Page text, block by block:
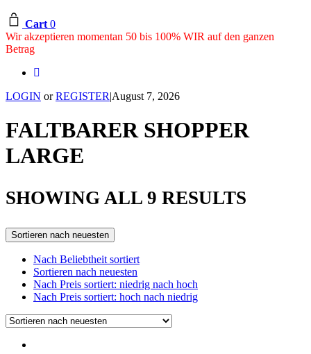
Cart 0
Wir akzeptieren momentan 50 bis 100% WIR auf den ganzen
Betrag
LOGIN orREGISTER|August 7, 2026
FALTBARER SHOPPER
LARGE
SHOWING ALL 9 RESULTS
Sortieren nach neuesten
Nach Beliebtheit sortiert
Sortieren nach neuesten
Nach Preis sortiert: niedrig nach hoch
Nach Preis sortiert: hoch nach niedrig